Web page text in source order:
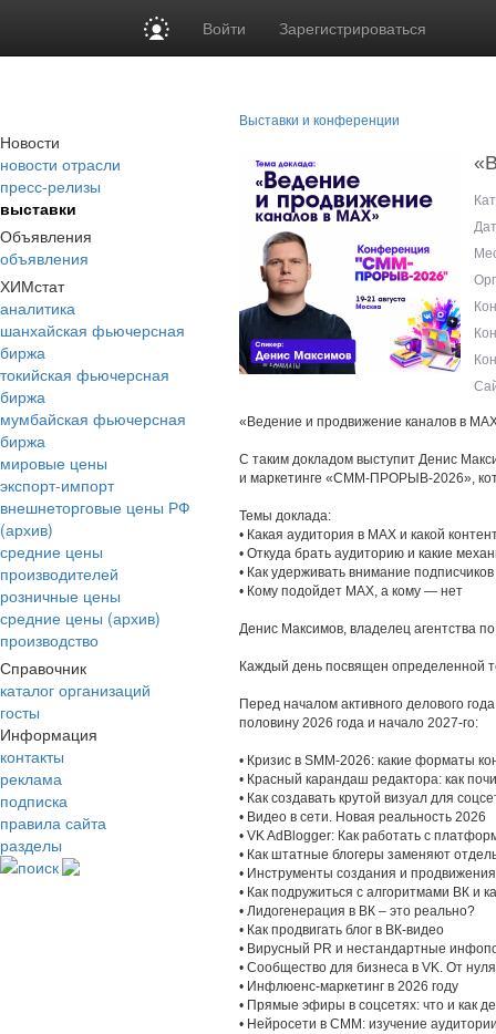
Войти Зарегистрироваться
Новости
новости отрасли
пресс-релизы
выставки
Объявления
объявления
ХИМстат
аналитика
шанхайская фьючерсная
биржа
токийская фьючерсная
биржа
мумбайская фьючерсная
биржа
мировые цены
экспорт-импорт
внешнеторговые цены РФ
(архив)
средние цены
производителей
розничные цены
средние цены (архив)
производство
Справочник
каталог организаций
госты
Информация
контакты
реклама
подписка
правила сайта
разделы
поиск
Выставки и конференции
«Ведение и продвижение каналов в
С таким докладом выступит Денис
и маркетинге «СММ-ПРОРЫВ-2026»,
Темы доклада:
• Какая аудитория в MAX и какой
• Откуда брать аудиторию и какие
• Как удерживать внимание
• Кому подойдет MAX, а кому — нет
Денис Максимов, владелец агентства
Каждый день посвящен определенной
Перед началом активного делового
половину 2026 года и начало 2027-го:
• Кризис в SMM-2026: какие форматы
• Красный карандаш редактора: как
• Как создавать крутой визуал для
• Видео в сети. Новая реальность 2026
• VK AdBlogger: Как работать с
• Как штатные блогеры заменяют
• Инструменты создания и
• Как подружиться с алгоритмами ВК и
• Лидогенерация в ВК – это реально?
• Как продвигать блог в ВК-видео
• Вирусный PR и нестандартные
• Сообщество для бизнеса в VK. От
• Инфлюенс-маркетинг в 2026 году
• Прямые эфиры в соцсетях: что и как
• Нейросети в СММ: изучение